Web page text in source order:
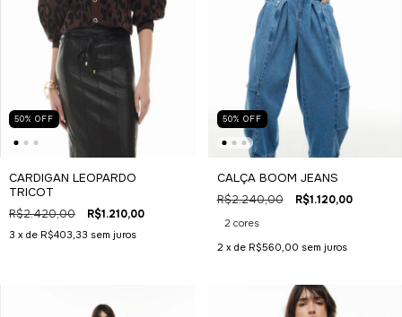
50% OFF
CARDIGAN LEOPARDO
TRICOT
R$2.420,00 R$1.210,00
3 x de R$403,33 sem juros
50% OFF
CALÇA BOOM JEANS
R$2.240,00 R$1.120,00
2 cores
2 x de R$560,00 sem juros